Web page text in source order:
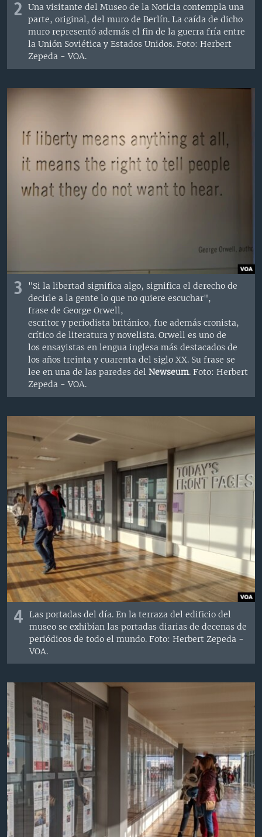
2
Una visitante del Museo de la Noticia contempla una
parte, original, del muro de Berlín. La caída de dicho
muro representó además el fin de la guerra fría entre
la Unión Soviética y Estados Unidos. Foto: Herbert
Zepeda - VOA.
3
"Si la libertad significa algo, significa el derecho de
decirle a la gente lo que no quiere escuchar",
frase de George Orwell,
escritor y periodista británico, fue además cronista,
crítico de literatura y novelista. Orwell es uno de
los ensayistas en lengua inglesa más destacados de
los años treinta y cuarenta del siglo XX. Su frase se
lee en una de las paredes delNewseum. Foto: Herbert
Zepeda - VOA.
4
Las portadas del día. En la terraza del edificio del
museo se exhibían las portadas diarias de decenas de
periódicos de todo el mundo. Foto: Herbert Zepeda -
VOA.